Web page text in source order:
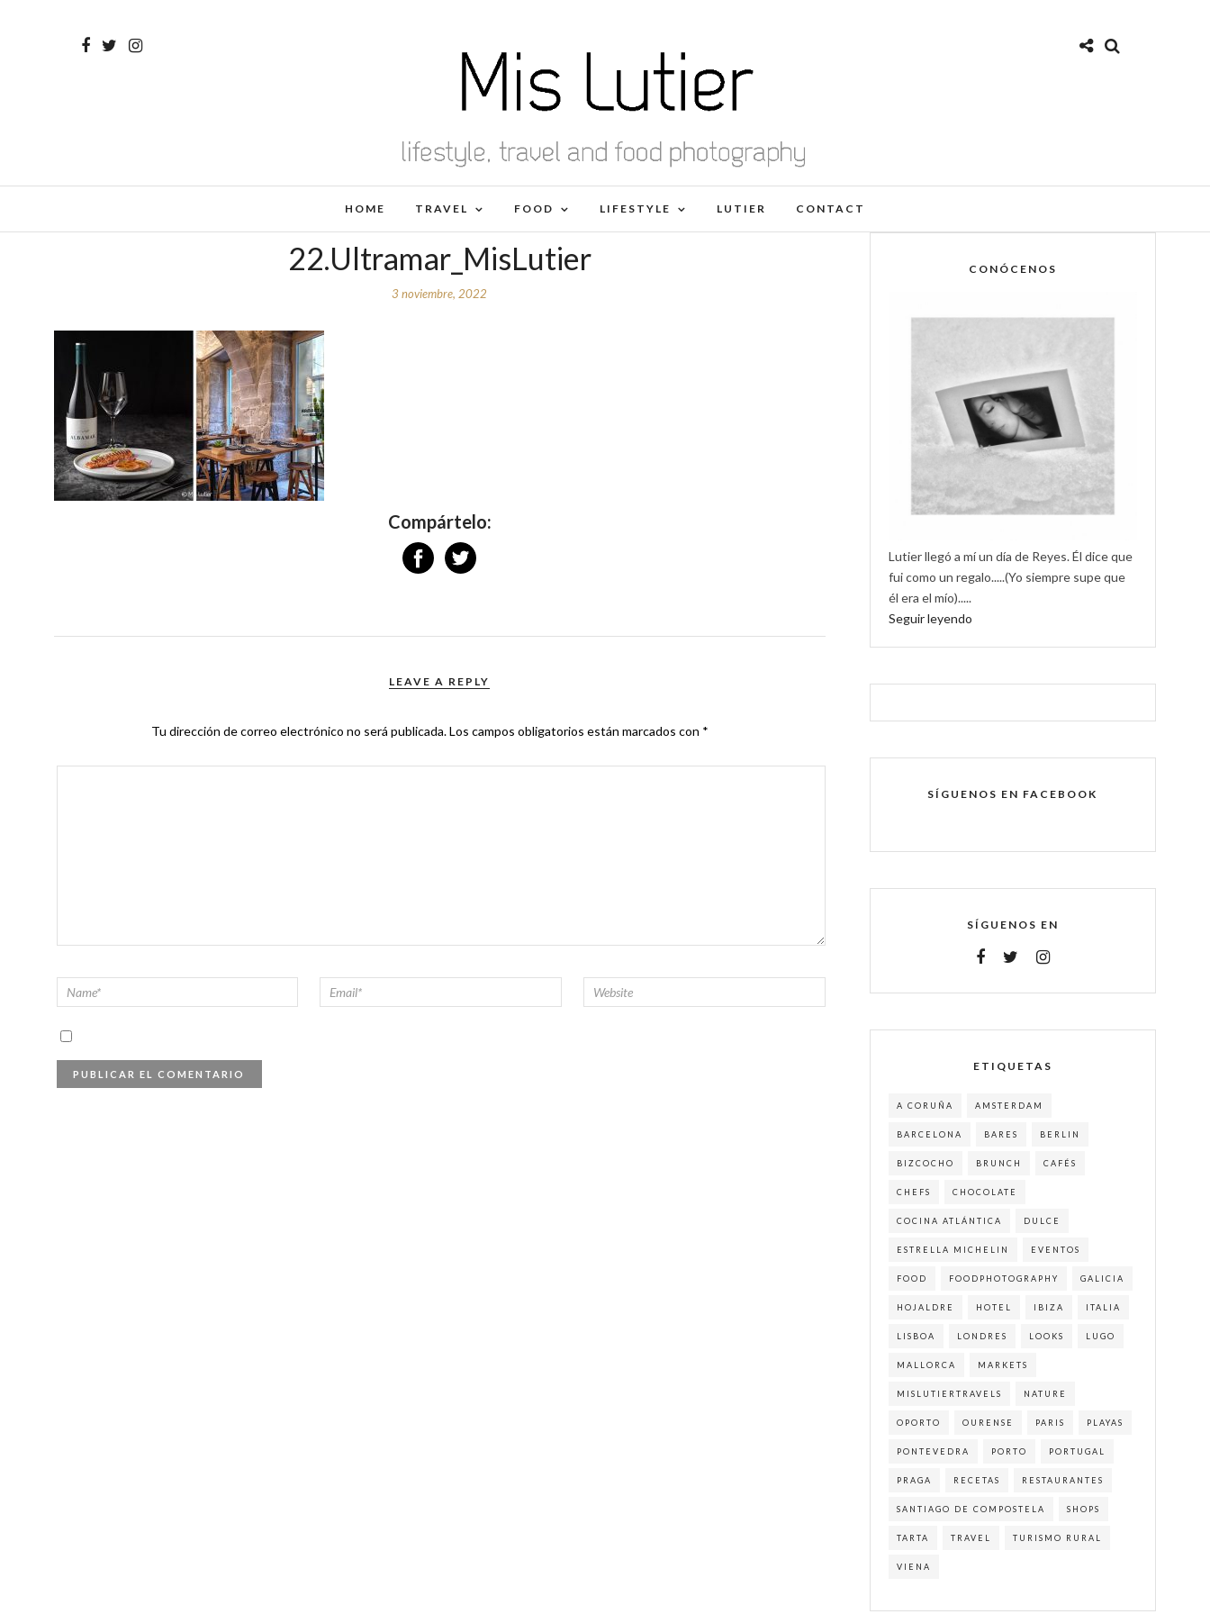
HOME TRAVEL FOOD LIFESTYLE LUTIER CONTACT
22.Ultramar_MisLutier
3 noviembre, 2022
Compártelo:
LEAVE A REPLY
Tu dirección de correo electrónico no será publicada.Los campos obligatorios están marcados con *
CONÓCENOS
Lutier llegó a mí un día de Reyes. Él dice que
fui como un regalo.....(Yo siempre supe que
él era el mío).....
Seguir leyendo
SÍGUENOS EN FACEBOOK
SÍGUENOS EN
ETIQUETAS
A CORUÑA AMSTERDAM
BARCELONA BARES BERLIN
BIZCOCHO BRUNCH CAFÉS
CHEFS CHOCOLATE
COCINA ATLÁNTICA DULCE
ESTRELLA MICHELIN EVENTOS
FOOD FOODPHOTOGRAPHY GALICIA
HOJALDRE HOTEL IBIZA ITALIA
LISBOA LONDRES LOOKS LUGO
MALLORCA MARKETS
MISLUTIERTRAVELS NATURE
OPORTO OURENSE PARIS PLAYAS
PONTEVEDRA PORTO PORTUGAL
PRAGA RECETAS RESTAURANTES
SANTIAGO DE COMPOSTELA SHOPS
TARTA TRAVEL TURISMO RURAL
VIENA